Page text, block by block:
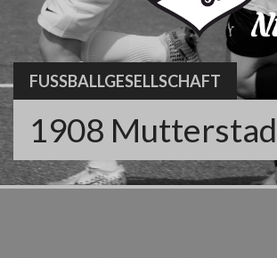
FUSSBALLGESELLSCHAFT
1908